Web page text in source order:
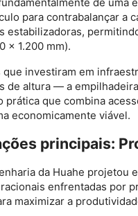
para contrabalançar a
estabilizadoras,
× 1.200 mm).
que investiram em
de altura — a
prática que combina
economicamente viável.
principais:
da Huahe projetou
enfrentadas por
maximizar a